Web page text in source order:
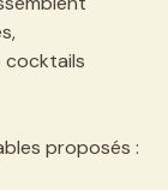
cocktails
proposés :